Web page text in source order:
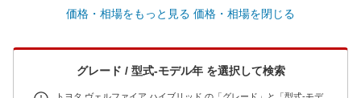
車買取価格 *
車買取相場
全国平均の車検価格 *
価格・相場をもっと見る 価格・相場を閉じる
グレード / 型式-モデル年 を選択して検索